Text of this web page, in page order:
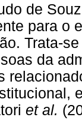
de
para o
Trata-
da
et al.